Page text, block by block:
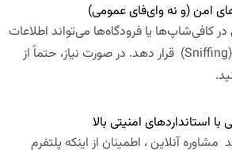
کافی‌شاپ‌ها یا فرودگاه‌ها می‌تواند اطلاعات
شما را در معرض شنود (Sniffing) قرار دهد. در صورت نیاز، حتماً از
آنلاین ، اطمینان از اینکه پلتفرم